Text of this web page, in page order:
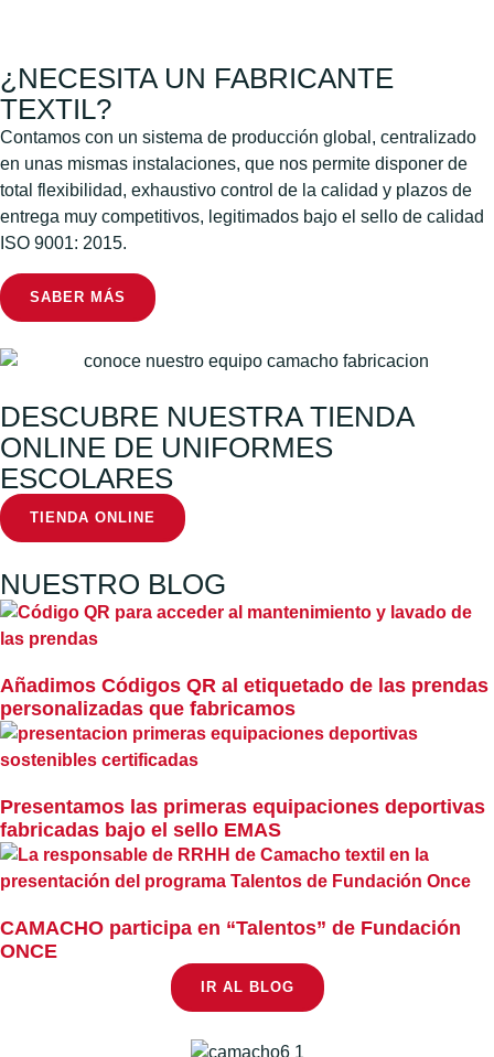
¿NECESITA UN FABRICANTE
TEXTIL?
Contamos con un sistema de producción global, centralizado
en unas mismas instalaciones, que nos permite disponer de
total flexibilidad, exhaustivo control de la calidad y plazos de
entrega muy competitivos, legitimados bajo el sello de calidad
ISO 9001: 2015.
SABER MÁS
DESCUBRE NUESTRA TIENDA
ONLINE DE UNIFORMES
ESCOLARES
TIENDA ONLINE
NUESTRO BLOG
Añadimos Códigos QR al etiquetado de las prendas
personalizadas que fabricamos
Presentamos las primeras equipaciones deportivas
fabricadas bajo el sello EMAS
CAMACHO participa en “Talentos” de Fundación
ONCE
IR AL BLOG